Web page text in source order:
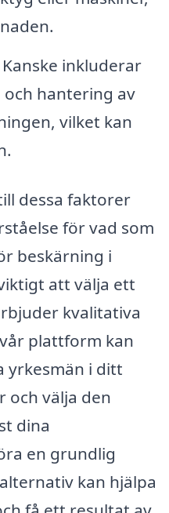
Kanske inkluderar
hantering av
vilket kan
dessa faktorer
för vad som
beskärning i
att välja ett
kvalitativa
plattform kan
yrkesmän i ditt
och välja den
dina
en grundlig
kan hjälpa